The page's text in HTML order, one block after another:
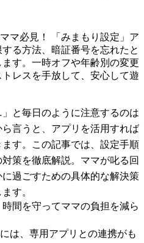
マ必見！ 「みまもり設定」ア
る方法、暗証番号を忘れたと
す。一時オフや年齢別の変更
レスを手放して、安心して遊
と毎日のように注意するのは
言うと、アプリを活用すれば
す。この記事では、設定手順
策を徹底解説。ママが叱る回
過ごすための具体的な解決策
す。
間を守ってママの負担を減ら
は、専用アプリとの連携がも